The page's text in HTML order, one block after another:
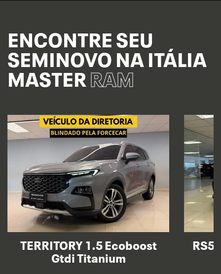
ENCONTRE SEU
SEMINOVO NA ITÁLIA
MASTER RAM
TERRITORY 1.5 Ecoboost
Gtdi Titanium
RS5